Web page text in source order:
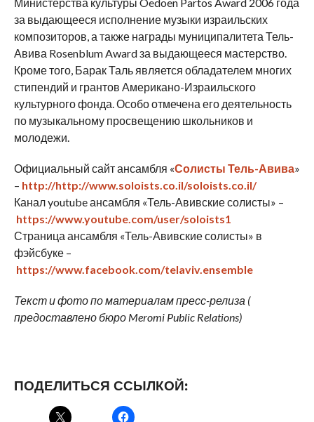
Министерства культуры Oedoen Partos Award 2006 года
за выдающееся исполнение музыки израильских
композиторов, а также награды муниципалитета Тель-
Авива Rosenblum Award за выдающееся мастерство.
Кроме того, Барак Таль является обладателем многих
стипендий и грантов Американо-Израильского
культурного фонда. Особо отмечена его деятельность
по музыкальному просвещению школьников и
молодежи.
Официальный сайт ансамбля «Солисты Тель-Авива»
– http://http://www.soloists.co.il/soloists.co.il/
Канал youtube ансамбля «Тель-Авивские солисты» –
https://www.youtube.com/user/soloists1
Страница ансамбля «Тель-Авивские солисты» в
фэйсбуке –
https://www.facebook.com/telaviv.ensemble
Текст и фото по материалам пресс-релиза (
предоставлено бюро Meromi Public Relations)
ПОДЕЛИТЬСЯ ССЫЛКОЙ: